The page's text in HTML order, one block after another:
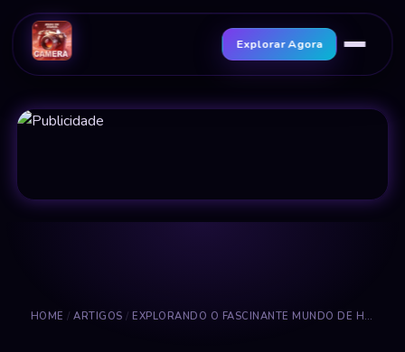
Explorar Agora
HOME / ARTIGOS / EXPLORANDO O FASCINANTE MUNDO DE HACIVATANDKARAGOZ: UM JOGO TRADICIONAL